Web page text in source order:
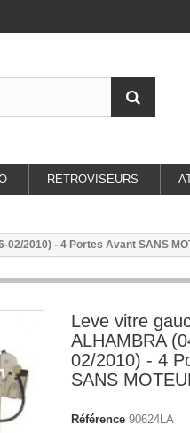
RETROVISEURS
02/2010) - 4 Portes Avant SANS
Leve vitre
ALHAMBRA
02/2010) - 4
SANS
Référence 90624LA